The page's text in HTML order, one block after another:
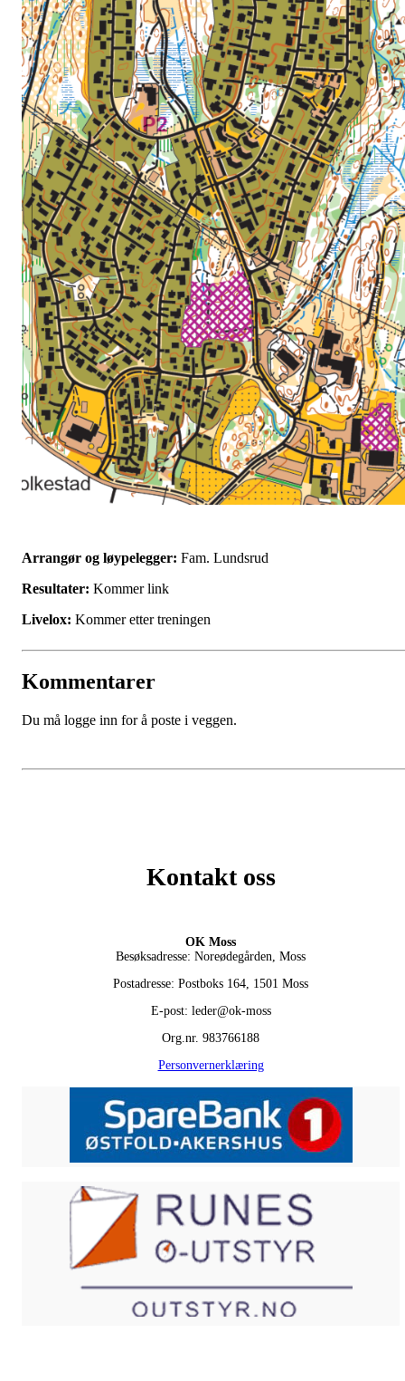
Arrangør og løypelegger: Fam. Lundsrud
Resultater: Kommer link
Livelox: Kommer etter treningen
Kommentarer
Du må logge inn for å poste i veggen.
Kontakt oss
OK Moss
Besøksadresse: Noreødegården, Moss
Postadresse: Postboks 164, 1501 Moss
E-post: leder@ok-moss
Org.nr. 983766188
Personvernerklæring